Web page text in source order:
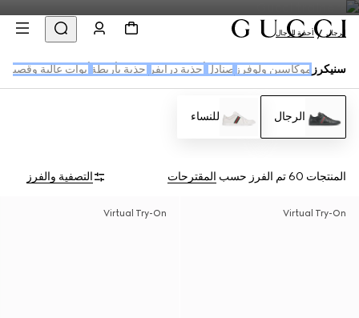
الرجال أحذية للرجال
سنيكرز موكاسين ولوفرز صنادل أحذية درايفر احذية بأربطة أبوات عالية وقصيرة
الرجال للنساء
المنتجات 60 تم الفرز حسب المقترحات التصفية والفرز
Virtual Try-On
Virtual Try-On